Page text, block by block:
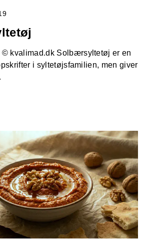
kvalimad.dk Solbærsyltetøj er en
i syltetøjsfamilien, men giver